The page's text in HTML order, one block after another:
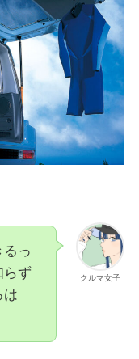
クルマ女子
っ
らず
は